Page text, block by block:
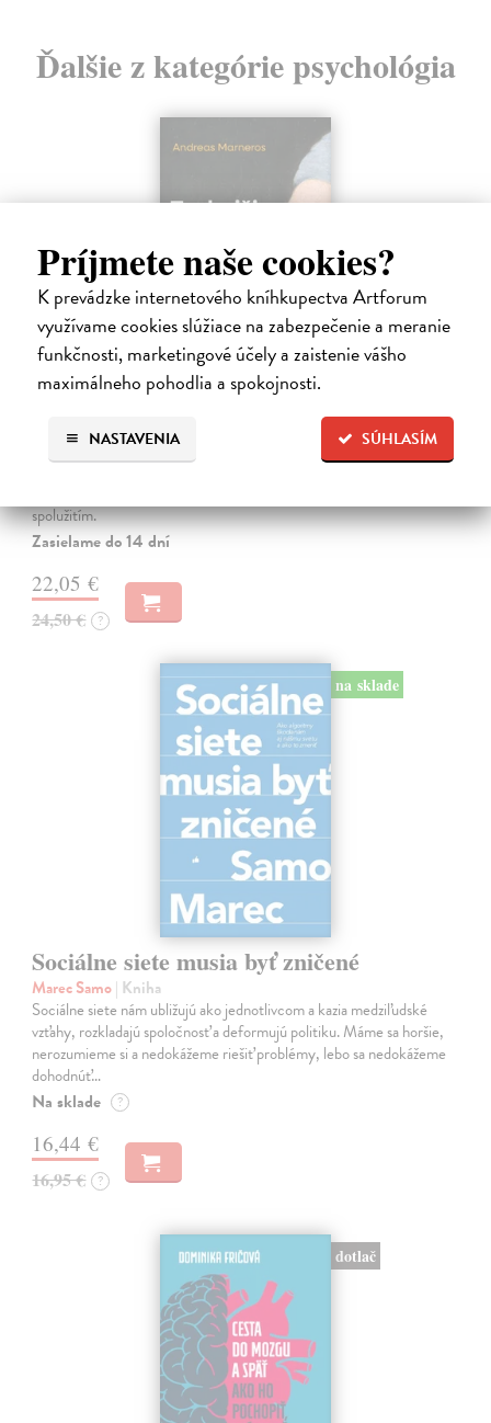
Príjmete naše cookies?
K prevádzke internetového kníhkupectva Artforum
využívame cookies slúžiace na zabezpečenie a meranie
funkčnosti, marketingové účely a zaistenie vášho
maximálneho pohodlia a spokojnosti.
SÚHLASÍM
NASTAVENIA
Ďalšie z kategórie psychológia
Trpkejšia ako smrť je žena
Marneros Andreas| Kniha
JE TO MOŽNO NAJVÄČŠIA REVOLÚCIA NAŠICH DNÍ:
spolužitím.
Zasielame do 14 dní
22,05 €
24,50 € ?
na sklade
Sociálne siete musia byť zničené
Marec Samo| Kniha
Sociálne siete nám ubližujú ako jednotlivcom a kazia medziľudské
vzťahy, rozkladajú spoločnosť a deformujú politiku. Máme sa horšie,
nerozumieme si a nedokážeme riešiť problémy, lebo sa nedokážeme
dohodnúť…
Na sklade ?
16,44 €
16,95 € ?
dotlač